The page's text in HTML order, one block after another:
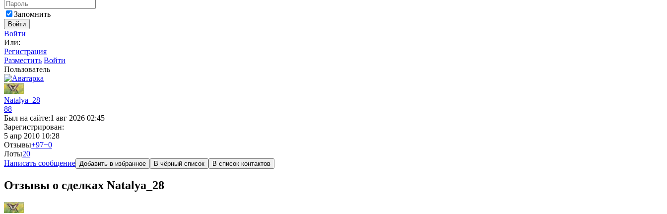
Запомнить
Войти
Войти
Или:
Регистрация
Разместить Войти
Пользователь
Natalya_28
88
Был на сайте:1 авг 2026 02:45
Зарегистрирован:
5 апр 2010 10:28
Отзывы+97−0
Лоты20
Написать сообщение Добавить в избранное В чёрный список В список контактов
Отзывы о сделках Natalya_28